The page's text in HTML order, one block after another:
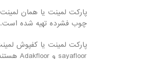
چوب فشرده تهیه شده است.
sayafloor و Adakfloor هستند.